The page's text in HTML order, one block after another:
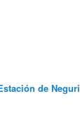
de Neguri